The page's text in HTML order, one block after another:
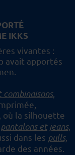
IKKS
vivantes :
avait apportés
combinaisons,
où la silhouette
pantalons et jeans,
dans les pulls,
des années.